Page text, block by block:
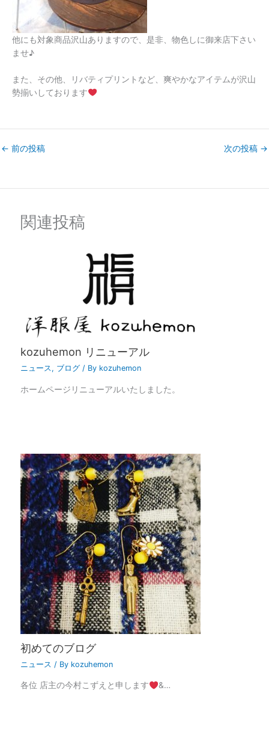
他にも対象商品沢山ありますので、是非、物色しに御来店下さい
ませ♪
また、その他、リバティプリントなど、爽やかなアイテムが沢山
勢揃いしております
← 前の投稿 次の投稿 →
関連投稿
kozuhemon リニューアル
ニュース, ブログ / By kozuhemon
ホームページリニューアルいたしました。
初めてのブログ
ニュース / By kozuhemon
各位 店主の今村こずえと申します &…